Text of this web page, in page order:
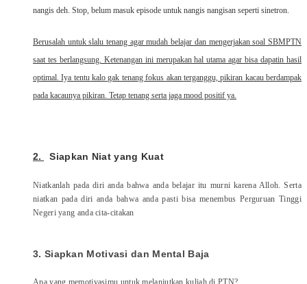
nangis deh. Stop, belum masuk episode untuk nangis nangisan seperti sinetron.
Berusalah untuk slalu tenang agar mudah belajar dan mengerjakan soal SBMPTN
saat tes berlangsung. Ketenangan ini merupakan hal utama agar bisa dapatin hasil
optimal. Iya tentu kalo gak tenang fokus akan terganggu, pikiran kacau berdampak
pada kacaunya pikiran. Tetap tenang serta jaga mood positif ya.
2. Siapkan Niat yang Kuat
Niatkanlah pada diri anda bahwa anda belajar itu murni karena Alloh. Serta
niatkan pada diri anda bahwa anda pasti bisa menembus Perguruan Tinggi
Negeri yang anda cita-citakan
3. Siapkan Motivasi dan Mental Baja
Apa yang memotivasimu untuk melanjutkan kuliah di PTN?